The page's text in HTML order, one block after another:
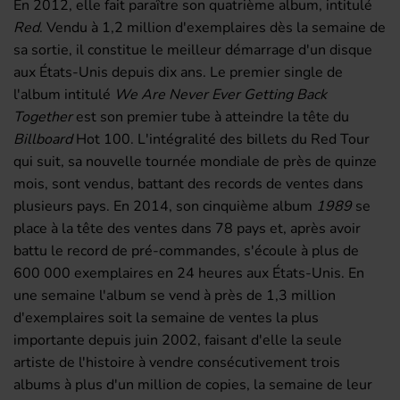
En 2012, elle fait paraître son quatrième album, intitulé
Red. Vendu à 1,2 million d'exemplaires dès la semaine de
sa sortie, il constitue le meilleur démarrage d'un disque
aux États-Unis depuis dix ans. Le premier single de
l'album intitulé We Are Never Ever Getting Back
Togetherest son premier tube à atteindre la tête du
BillboardHot 100. L'intégralité des billets du Red Tour
qui suit, sa nouvelle tournée mondiale de près de quinze
mois, sont vendus, battant des records de ventes dans
plusieurs pays. En 2014, son cinquième album 1989 se
place à la tête des ventes dans 78 pays et, après avoir
battu le record de pré-commandes, s'écoule à plus de
600 000 exemplaires en 24 heures aux États-Unis. En
une semaine l'album se vend à près de 1,3 million
d'exemplaires soit la semaine de ventes la plus
importante depuis juin 2002, faisant d'elle la seule
artiste de l'histoire à vendre consécutivement trois
albums à plus d'un million de copies, la semaine de leur